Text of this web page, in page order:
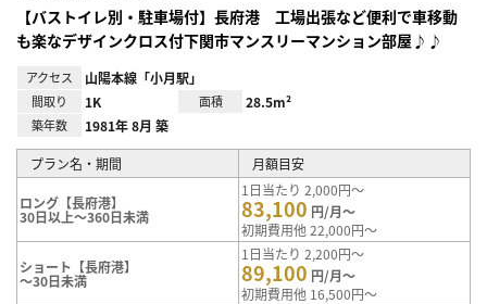
【バストイレ別・駐車場付】長府港 工場出張など便利で車移動
も楽なデザインクロス付下関市マンスリーマンション部屋♪♪
アクセス 山陽本線「小月駅」
間取り 1K 面積 28.5m²
築年数 1981年 8月 築
プラン名・期間 月額目安
ロング【長府港】
30日以上～360日未満
1日当たり 2,000円～
83,100 円/月～
初期費用他 22,000円～
ショート【長府港】
～30日未満
1日当たり 2,200円～
89,100 円/月～
初期費用他 16,500円～